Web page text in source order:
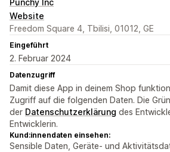
Punchy Inc
Website
Freedom Square 4, Tbilisi, 01012, GE
Eingeführt
2. Februar 2024
Datenzugriff
Damit diese App in deinem Shop
Zugriff auf die folgenden Daten. Die
der Datenschutzerklärung des
Entwicklerin.
Kund:innendaten einsehen:
Sensible Daten, Geräte- und